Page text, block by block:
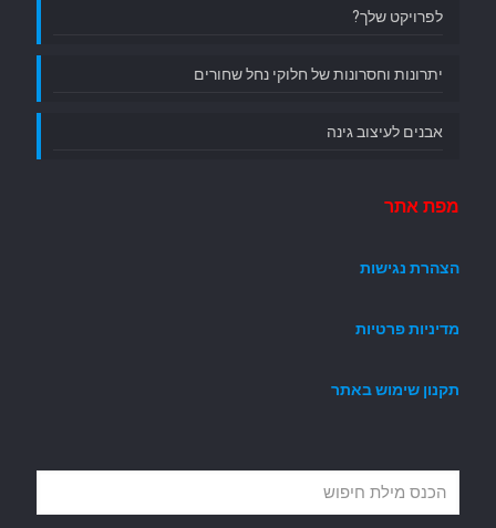
לפרויקט שלך?
יתרונות וחסרונות של חלוקי נחל שחורים
אבנים לעיצוב גינה
מפת אתר
הצהרת נגישות
מדיניות פרטיות
תקנון שימוש באתר